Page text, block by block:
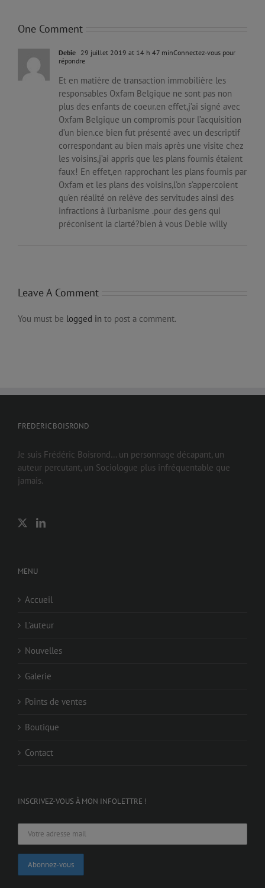
One Comment
Debie 29 juillet 2019 at 14 h 47 minConnectez-vous pour
répondre
Et en matière de transaction immobilière les
responsables Oxfam Belgique ne sont pas non
plus des enfants de coeur.en effet,j’ai signé avec
Oxfam Belgique un compromis pour l’acquisition
d’un bien.ce bien fut présenté avec un descriptif
correspondant au bien mais après une visite chez
les voisins,j’ai appris que les plans fournis étaient
faux! En effet,en rapprochant les plans fournis par
Oxfam et les plans des voisins,l’on s’appercoient
qu’en réalité on relève des servitudes ainsi des
infractions à l’urbanisme .pour des gens qui
préconisent la clarté?bien à vous Debie willy
Leave A Comment
You must be logged in to post a comment.
FREDERIC BOISROND
Je suis Frédéric Boisrond… un personnage décapant, un
auteur percutant, un Sociologue plus infréquentable que
jamais.
MENU
Accueil
L’auteur
Nouvelles
Galerie
Points de ventes
Boutique
Contact
INSCRIVEZ-VOUS À MON INFOLETTRE !